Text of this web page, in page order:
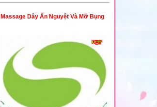
Massage Dây Ấn Nguyệt Và Mỡ Bụng